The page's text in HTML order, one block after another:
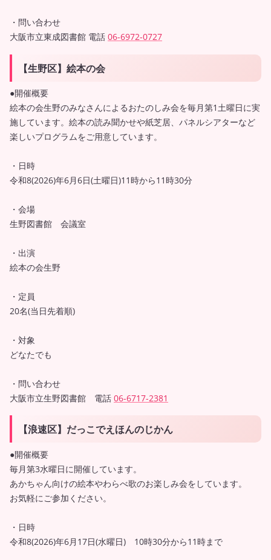
・問い合わせ
大阪市立東成図書館 電話 06-6972-0727
【生野区】絵本の会
●開催概要
絵本の会生野のみなさんによるおたのしみ会を毎月第1土曜日に実
施しています。絵本の読み聞かせや紙芝居、パネルシアターなど
楽しいプログラムをご用意しています。
・日時
令和8(2026)年6月6日(土曜日)11時から11時30分
・会場
生野図書館 会議室
・出演
絵本の会生野
・定員
20名(当日先着順)
・対象
どなたでも
・問い合わせ
大阪市立生野図書館 電話 06-6717-2381
【浪速区】だっこでえほんのじかん
●開催概要
毎月第3水曜日に開催しています。
あかちゃん向けの絵本やわらべ歌のお楽しみ会をしています。
お気軽にご参加ください。
・日時
令和8(2026)年6月17日(水曜日) 10時30分から11時まで